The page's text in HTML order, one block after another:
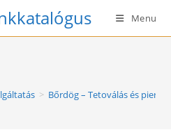
Menu
> Bőrdög – Tetoválás és